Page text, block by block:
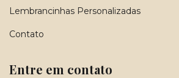
Lembrancinhas Personalizadas
Contato
Entre em contato